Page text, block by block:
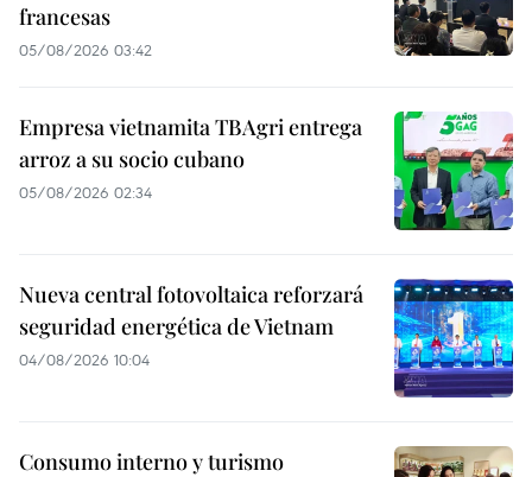
francesas
05/08/2026 03:42
Empresa vietnamita TBAgri entrega
arroz a su socio cubano
05/08/2026 02:34
Nueva central fotovoltaica reforzará
seguridad energética de Vietnam
04/08/2026 10:04
Consumo interno y turismo